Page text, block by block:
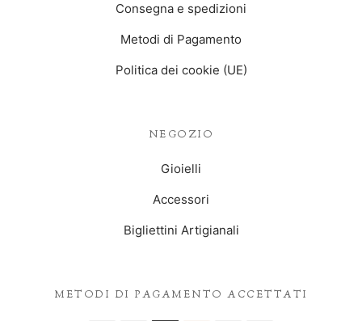
METODI DI PAGAMENTO ACCETTATI
Consegna e spedizioni
Metodi di Pagamento
Politica dei cookie (UE)
NEGOZIO
Gioielli
Accessori
Bigliettini Artigianali